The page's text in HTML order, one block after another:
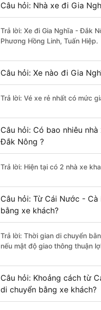
Câu hỏi: Nhà xe đi Gia
Trả lời: Xe đi Gia Nghĩa - Đắk
Phương Hồng Linh, Tuấn Hiệp.
Câu hỏi: Xe nào đi Gia
Trả lời: Vé xe rẻ nhất có mức
Câu hỏi: Có bao nhiêu
Đắk Nông ?
Trả lời: Hiện tại có 2 nhà xe
Câu hỏi: Từ Cái Nước -
bằng xe khách?
Trả lời: Thời gian di chuyển
nếu mật độ giao thông thuận
Câu hỏi: Khoảng cách từ
di chuyển bằng xe khách?